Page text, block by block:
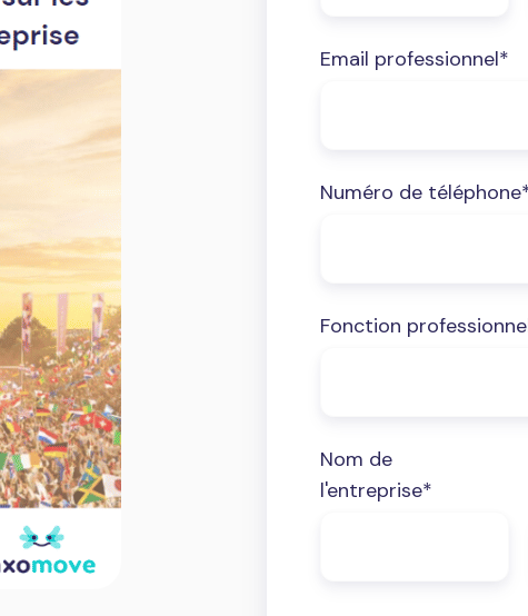
Email professionnel*
Numéro de téléphone
Fonction
Nom de
l'entreprise*